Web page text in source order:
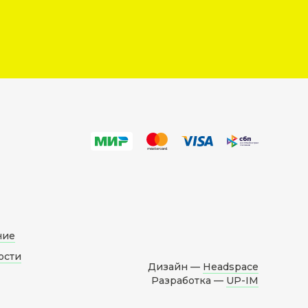
Дизайн — Headspace
Разработка — UP-IM